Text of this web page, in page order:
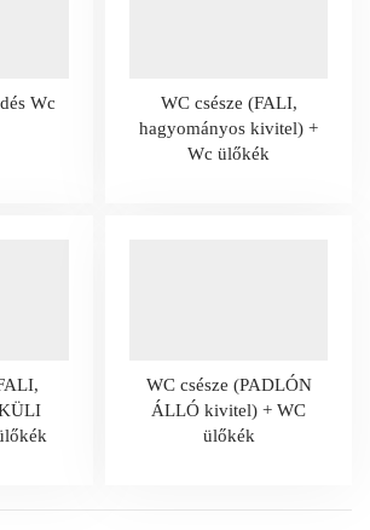
Wc
WC csésze (FALI,
hagyományos kivitel) +
Wc ülőkék
WC csésze (PADLÓN
ÁLLÓ kivitel) + WC
ülőkék